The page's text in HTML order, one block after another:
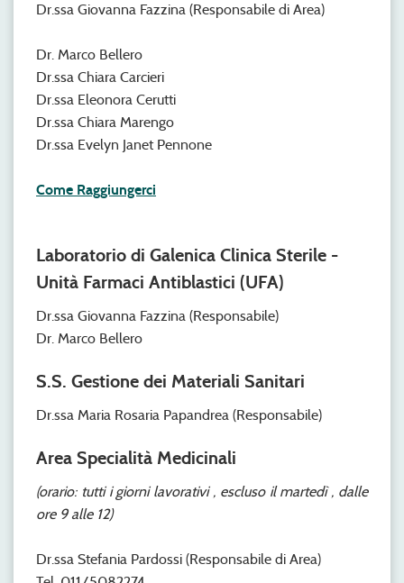
Dr.ssa Giovanna Fazzina (Responsabile di Area)
Dr. Marco Bellero
Dr.ssa Chiara Carcieri
Dr.ssa Eleonora Cerutti
Dr.ssa Chiara Marengo
Dr.ssa Evelyn Janet Pennone
Come Raggiungerci
Laboratorio di Galenica Clinica Sterile -
Unità Farmaci Antiblastici (UFA)
Dr.ssa Giovanna Fazzina (Responsabile)
Dr. Marco Bellero
S.S. Gestione dei Materiali Sanitari
Dr.ssa Maria Rosaria Papandrea (Responsabile)
Area Specialità Medicinali
(orario: tutti i giorni lavorativi , escluso il martedì , dalle
ore 9 alle 12)
Dr.ssa Stefania Pardossi (Responsabile di Area)